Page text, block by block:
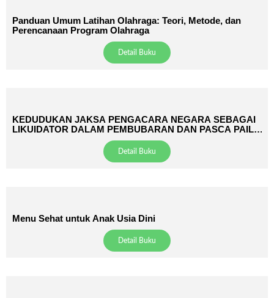
Panduan Umum Latihan Olahraga: Teori, Metode, dan
Perencanaan Program Olahraga
Detail Buku
KEDUDUKAN JAKSA PENGACARA NEGARA SEBAGAI
LIKUIDATOR DALAM PEMBUBARAN DAN PASCA PAILIT
PERSEROAN TERBATAS DEMI KEPENTINGAN UMUM
Detail Buku
Menu Sehat untuk Anak Usia Dini
Detail Buku